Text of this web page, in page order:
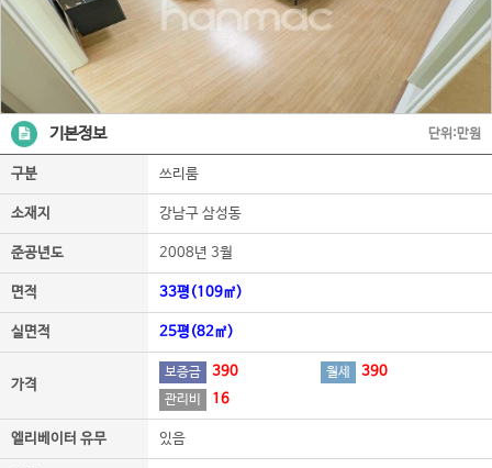
기본정보 단위:만원
구분 쓰리룸
소재지 강남구 삼성동
준공년도 2008년 3월
면적 33평(109㎡)
실면적 25평(82㎡)
가격
보증금 390 월세 390
관리비 16
엘리베이터 유무 있음